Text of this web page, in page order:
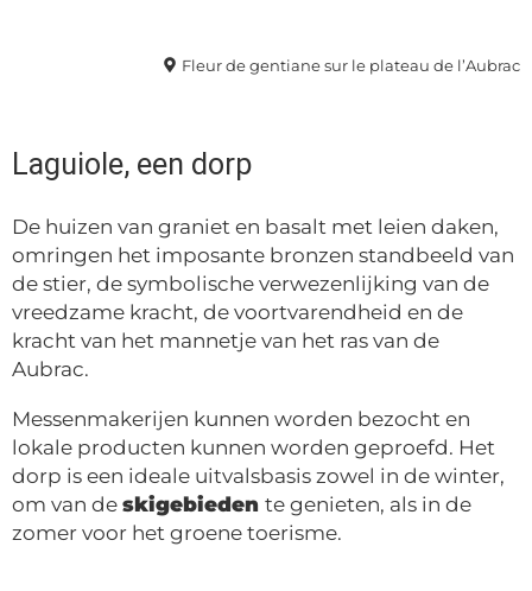
Fleur de gentiane sur le plateau de l’Aubrac
Laguiole, een dorp
De huizen van graniet en basalt met leien daken,
omringen het imposante bronzen standbeeld van
de stier, de symbolische verwezenlijking van de
vreedzame kracht, de voortvarendheid en de
kracht van het mannetje van het ras van de
Aubrac.
Messenmakerijen kunnen worden bezocht en
lokale producten kunnen worden geproefd. Het
dorp is een ideale uitvalsbasis zowel in de winter,
om van de skigebieden te genieten, als in de
zomer voor het groene toerisme.